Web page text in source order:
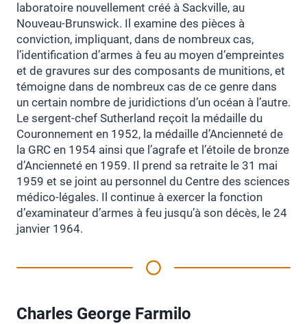
laboratoire nouvellement créé à Sackville, au
Nouveau-Brunswick. Il examine des pièces à
conviction, impliquant, dans de nombreux cas,
l’identification d’armes à feu au moyen d’empreintes
et de gravures sur des composants de munitions, et
témoigne dans de nombreux cas de ce genre dans
un certain nombre de juridictions d’un océan à l’autre.
Le sergent-chef Sutherland reçoit la médaille du
Couronnement en 1952, la médaille d’Ancienneté de
la GRC en 1954 ainsi que l’agrafe et l’étoile de bronze
d’Ancienneté en 1959. Il prend sa retraite le 31 mai
1959 et se joint au personnel du Centre des sciences
médico-légales. Il continue à exercer la fonction
d’examinateur d’armes à feu jusqu’à son décès, le 24
janvier 1964.
Charles George Farmilo